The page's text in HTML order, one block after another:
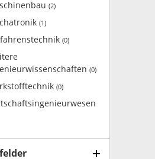
(2)
(1 )
(0)
(0)
(0)